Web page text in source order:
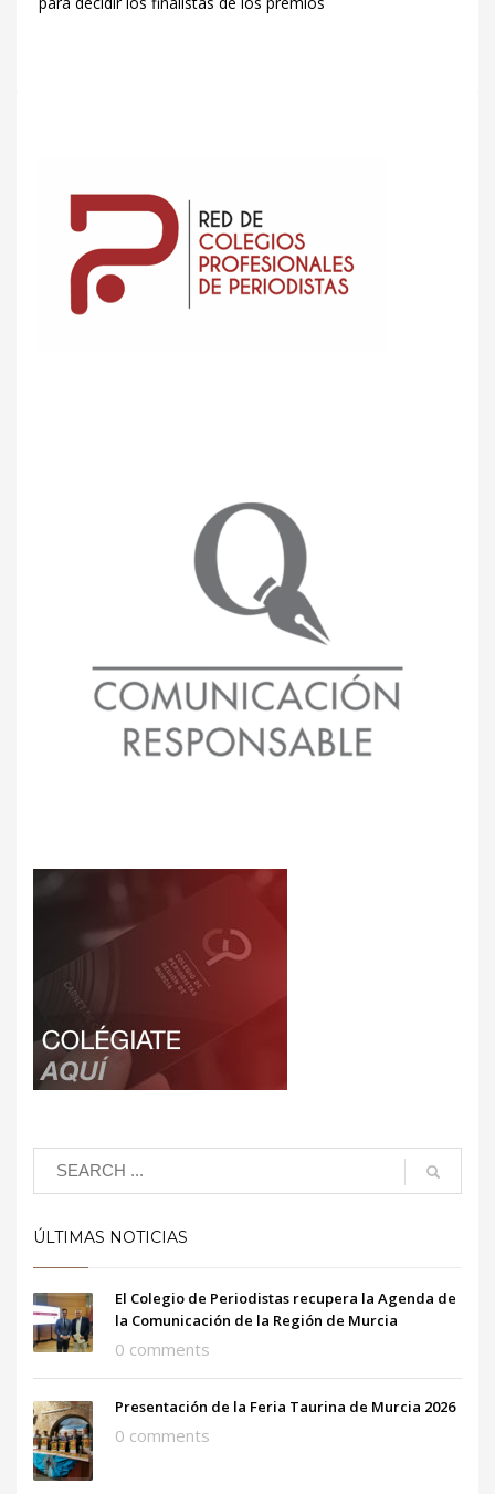
ÚLTIMAS NOTICIAS
El Colegio de Periodistas recupera la Agenda de
la Comunicación de la Región de Murcia
0 comments
Presentación de la Feria Taurina de Murcia 2026
0 comments